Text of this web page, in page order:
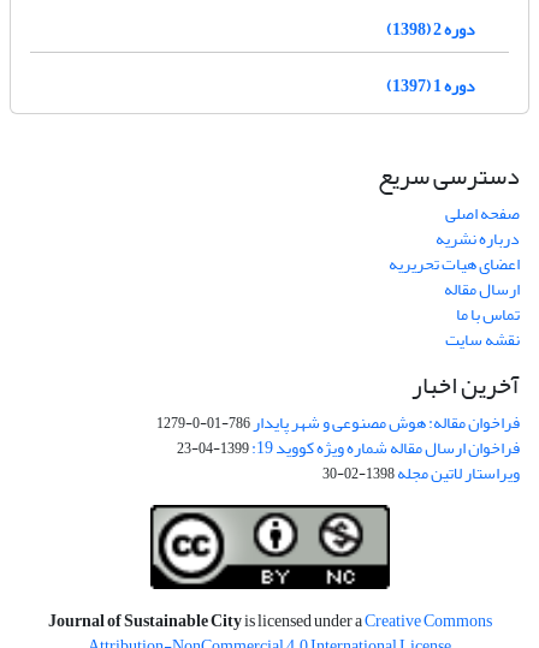
دوره 2 (1398)
دوره 1 (1397)
دسترسی سریع
صفحه اصلی
درباره نشریه
اعضای هیات تحریریه
ارسال مقاله
تماس با ما
نقشه سایت
آخرین اخبار
فراخوان مقاله: هوش مصنوعی و شهر پایدار786-01-0-1279
فراخوان ارسال مقاله شماره ویژه کووید 19: 1399-04-23
ویراستار لاتین مجله1398-02-30
Journal of Sustainable Cityis licensed under aCreative Commons